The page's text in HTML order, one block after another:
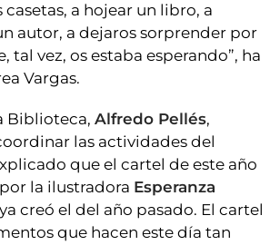
casetas, a hojear un libro, a
autor, a dejaros sorprender por
tal vez, os estaba esperando”, ha
Vargas.
Biblioteca, Alfredo Pellés,
las actividades del
que el cartel de este año
la ilustradora Esperanza
creó el del año pasado. El cartel
que hacen este día tan